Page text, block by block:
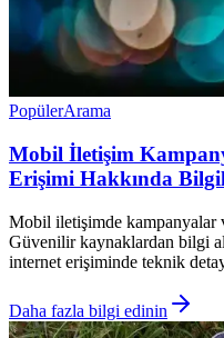
PopülerArama
Mobil İletişim
Erişimi Hakkında
Mobil iletişimde kampanyalar
Güvenilir kaynaklardan bilgi
internet erişiminde teknik
Daha fazla bilgi edinin